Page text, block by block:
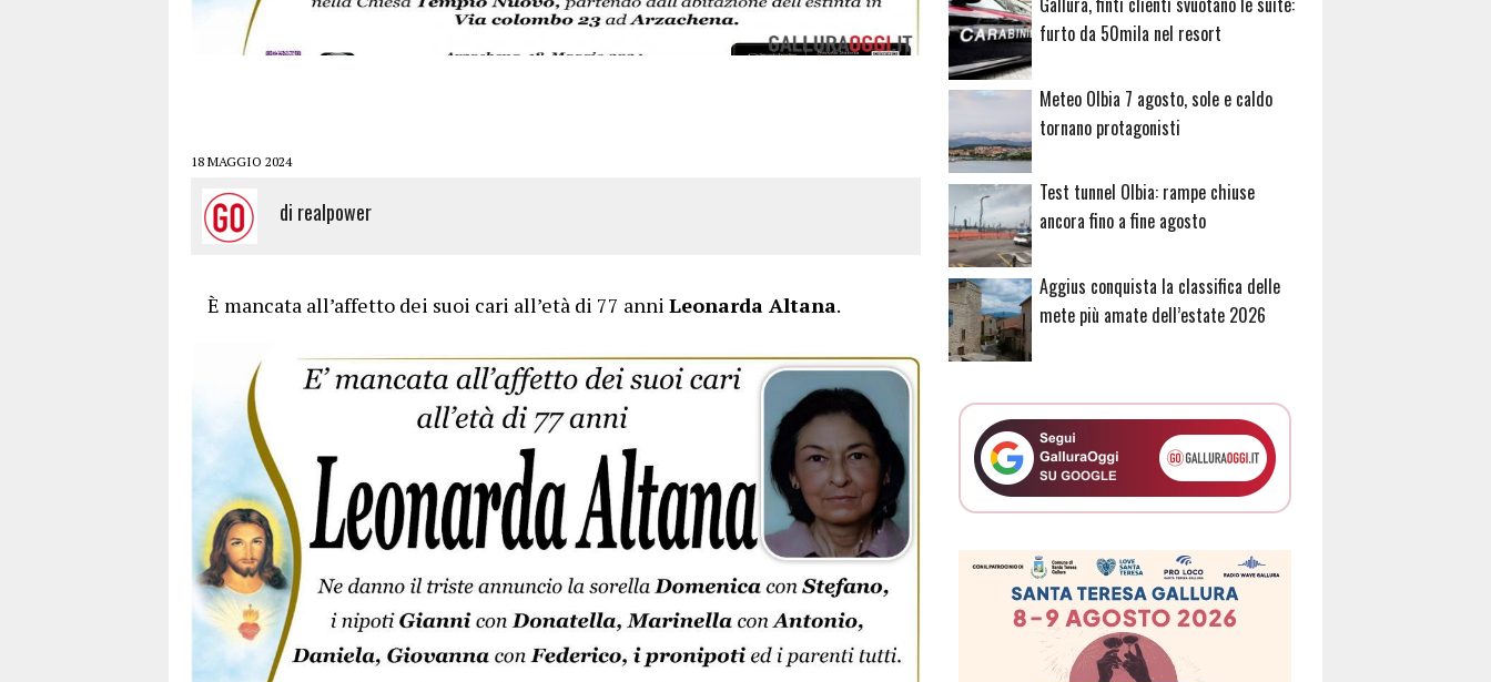
18 MAGGIO 2024
di realpower
È mancata all’affetto dei suoi cari all’età di 77 anni Leonarda Altana.
furto da 50mila nel resort
Meteo Olbia 7 agosto, sole e caldo
tornano protagonisti
Test tunnel Olbia: rampe chiuse
ancora fino a fine agosto
Aggius conquista la classifica delle
mete più amate dell’estate 2026